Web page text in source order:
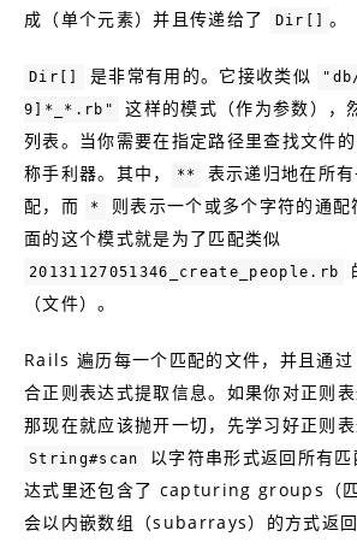
成（单个元素）并且传递给了
Dir[] 。
Dir[] 是非常有用的。它接收类似
9]*_*.rb"
这样的模式（作为参数），
列表。当你需要在指定路径里查找文件的
称手利器。其中，
**
表示递归地在所
配，而
*
则表示一个或多个字符的通
面的这个模式就是为了匹配类似
20131127051346_create_people.rb
（文件）。
Rails 遍历每一个匹配的文件，并且通过
合正则表达式提取信息。如果你对正则表
那现在就应该抛开一切，先学习好正则表
String#scan
以字符串形式返回所有
达式里还包含了 capturing groups（
会以内嵌数组（subarrays）的方式返回